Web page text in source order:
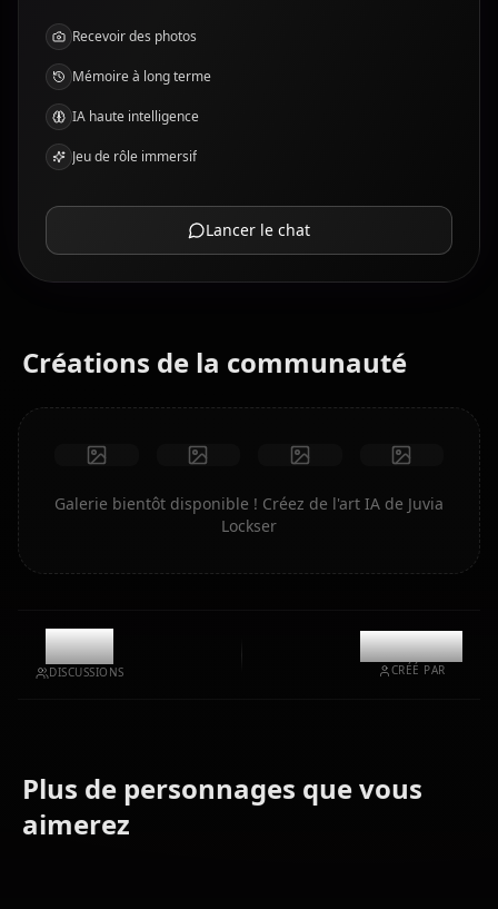
Recevoir des photos
Mémoire à long terme
IA haute intelligence
Jeu de rôle immersif
Lancer le chat
Créations de la communauté
Galerie bientôt disponible ! Créez de l'art IA de Juvia
Lockser
12.5k
DISCUSSIONS
@kanashi
CRÉÉ PAR
Plus de personnages que vous
aimerez
Lucy